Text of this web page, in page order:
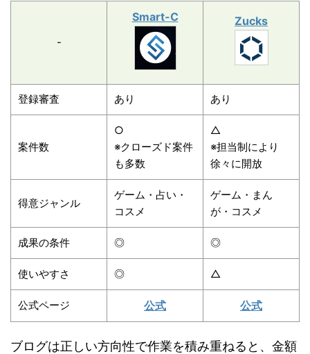
-
Smart-C Zucks
登録審査 あり あり
案件数
○
※クローズド案件
も多数
△
※担当制により
徐々に開放
得意ジャンル
ゲーム・占い・
コスメ
ゲーム・まん
が・コスメ
成果の条件 ◎ ◎
使いやすさ ◎ △
公式ページ 公式 公式
ブログは正しい方向性で作業を積み重ねると、金額